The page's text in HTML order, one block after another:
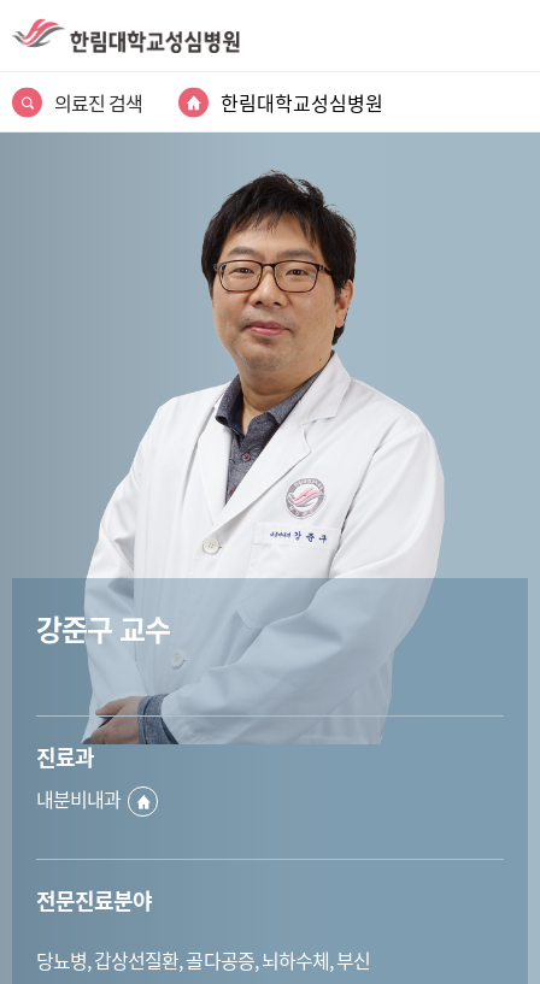
의료진 검색 한림대학교성심병원
강준구 교수
진료과
내분비내과
전문진료분야
당뇨병, 갑상선질환, 골다공증, 뇌하수체, 부신